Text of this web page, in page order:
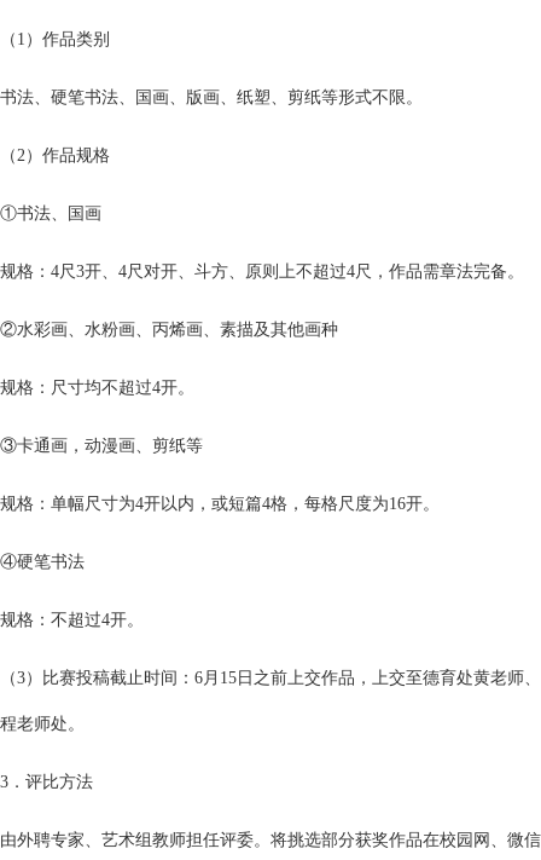
（1）作品类别
书法、硬笔书法、国画、版画、纸塑、剪纸等形式不限。
（2）作品规格
①书法、国画
规格：4尺3开、4尺对开、斗方、原则上不超过4尺，作品需章法完备。
②水彩画、水粉画、丙烯画、素描及其他画种
规格：尺寸均不超过4开。
③卡通画，动漫画、剪纸等
规格：单幅尺寸为4开以内，或短篇4格，每格尺度为16开。
④硬笔书法
规格：不超过4开。
（3）比赛投稿截止时间：6月15日之前上交作品，上交至德育处黄老师、
程老师处。
3．评比方法
由外聘专家、艺术组教师担任评委。将挑选部分获奖作品在校园网、微信